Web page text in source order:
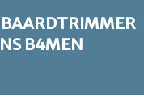
BAARDTRIMMER
B4MEN